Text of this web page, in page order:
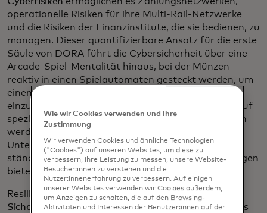
operationelle Risiken für ihre Multi-Rail-Netzwerke
und die Risiken der Finanzinstitute, die sie bedienen, zu
managen. Dieser quantifizierbare Ansatz für die erste
Säule von DORA führt die Cybersicherheit über eine
Arcade-Spiel-Mentalität hinaus, bei der Münzen
reaktiv in einen Spielautomaten gesteckt werden, um
einen unerbittlichen Ansturm von Angriffen
einzudämmen. Die interne Anpassung kann dann auf
spezifische Geschäftsanforderungen zugeschnitten
werden, während die externe Kontextualisierung
Unterstützung auf der Grundlage sich
ständigweiterentwickelnder dynamischer Bedrohungen
bietet.
Resilienztests durch
Simulationen von
Sicherheitsverletzungen und -angriffenergänzen das
Wie wir Cookies verwenden und Ihre
Zustimmung
Wir verwenden Cookies und ähnliche Technologien
("Cookies") auf unseren Websites, um diese zu
verbessern, ihre Leistung zu messen, unsere Website-
Besucher:innen zu verstehen und die
Nutzer:innenerfahrung zu verbessern. Auf einigen
unserer Websites verwenden wir Cookies außerdem,
um Anzeigen zu schalten, die auf den Browsing-
Aktivitäten und Interessen der Benutzer:innen auf der